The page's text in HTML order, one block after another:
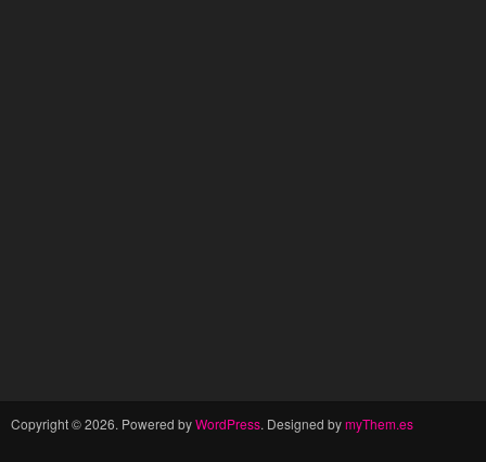
Copyright © 2026. Powered byWordPress. Designed bymyThem.es